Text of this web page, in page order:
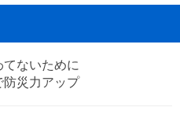
ないために
防災力アップ